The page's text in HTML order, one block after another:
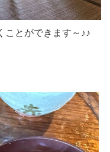
ことができます～♪♪